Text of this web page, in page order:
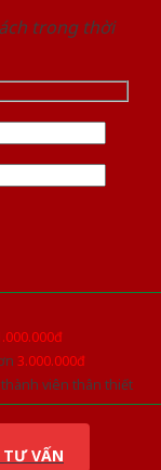
trong thời
3.000.000đ
viên thân thiết
TƯ VẤN